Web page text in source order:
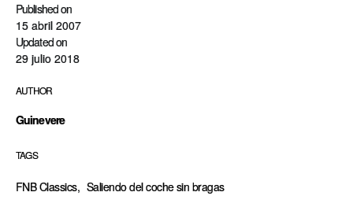
Published on
15 abril 2007
Updated on
29 julio 2018
AUTHOR
Guinevere
TAGS
FNB Classics, Saliendo del coche sin bragas